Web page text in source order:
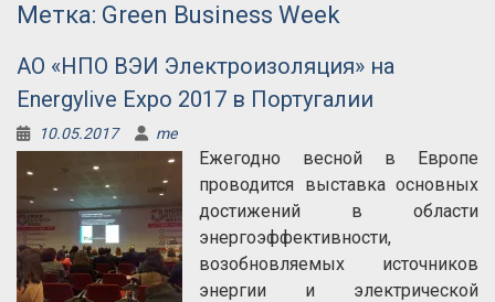
Метка: Green Business Week
АО «НПО ВЭИ Электроизоляция» на
Energylive Expo 2017 в Португалии
10.05.2017 me
Ежегодно весной в Европе
проводится выставка основных
достижений в области
энергоэффективности,
возобновляемых источников
энергии и электрической